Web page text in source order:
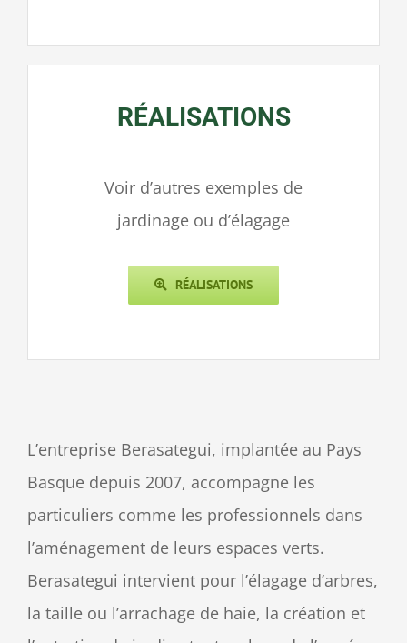
RÉALISATIONS
Voir d’autres exemples de
jardinage ou d’élagage
RÉALISATIONS
L’entreprise Berasategui, implantée au Pays
Basque depuis 2007, accompagne les
particuliers comme les professionnels dans
l’aménagement de leurs espaces verts.
Berasategui intervient pour l’élagage d’arbres,
la taille ou l’arrachage de haie, la création et